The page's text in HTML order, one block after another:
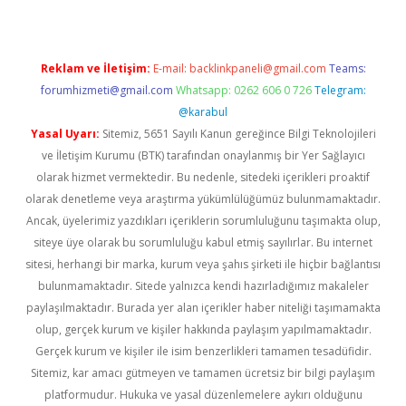
Reklam ve İletişim: E-mail: backlinkpaneli@gmail.com Teams:
forumhizmeti@gmail.com Whatsapp: 0262 606 0 726 Telegram:
@karabul
Yasal Uyarı: Sitemiz, 5651 Sayılı Kanun gereğince Bilgi Teknolojileri
ve İletişim Kurumu (BTK) tarafından onaylanmış bir Yer Sağlayıcı
olarak hizmet vermektedir. Bu nedenle, sitedeki içerikleri proaktif
olarak denetleme veya araştırma yükümlülüğümüz bulunmamaktadır.
Ancak, üyelerimiz yazdıkları içeriklerin sorumluluğunu taşımakta olup,
siteye üye olarak bu sorumluluğu kabul etmiş sayılırlar. Bu internet
sitesi, herhangi bir marka, kurum veya şahıs şirketi ile hiçbir bağlantısı
bulunmamaktadır. Sitede yalnızca kendi hazırladığımız makaleler
paylaşılmaktadır. Burada yer alan içerikler haber niteliği taşımamakta
olup, gerçek kurum ve kişiler hakkında paylaşım yapılmamaktadır.
Gerçek kurum ve kişiler ile isim benzerlikleri tamamen tesadüfidir.
Sitemiz, kar amacı gütmeyen ve tamamen ücretsiz bir bilgi paylaşım
platformudur. Hukuka ve yasal düzenlemelere aykırı olduğunu